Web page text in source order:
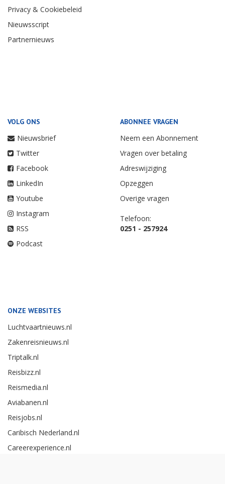
Privacy & Cookiebeleid
Nieuwsscript
Partnernieuws
VOLG ONS
Nieuwsbrief
Twitter
Facebook
LinkedIn
Youtube
Instagram
RSS
Podcast
ABONNEE VRAGEN
Neem een Abonnement
Vragen over betaling
Adreswijziging
Opzeggen
Overige vragen
Telefoon:
0251 - 257924
ONZE WEBSITES
Luchtvaartnieuws.nl
Zakenreisnieuws.nl
Triptalk.nl
Reisbizz.nl
Reismedia.nl
Aviabanen.nl
Reisjobs.nl
Caribisch Nederland.nl
Careerexperience.nl